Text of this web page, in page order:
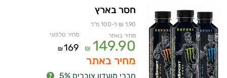
חסר בארץ
1.90 ₪ ל-100 מ"ל
מחיר באתר
149.90
₪
מחיר טלפוני
169
₪
מחיר באתר
חברי מועדון צוברים 5%